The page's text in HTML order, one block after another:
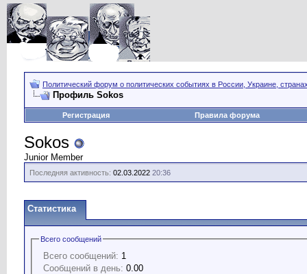
Политический форум о политических событиях в России, Украине,
Профиль Sokos
Регистрация Правила форума
Sokos
Junior Member
Последняя активность: 02.03.2022 20:36
Статистика
Всего сообщений
Всего сообщений: 1
Сообщений в день: 0.00